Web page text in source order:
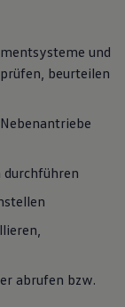
und
beurteilen
abrufen bzw.